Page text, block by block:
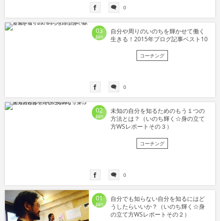
0
03
Jan
自分や周りのいのちを輝かせて働く
生きる！2015年ブログ記事ベスト10
コーチング
0
02
Jan
未知の自分を知るためのもう１つの
方法とは？（いのち輝く☆身の立て
方WSレポートその３）
コーチング
0
01
Jan
自分でも知らない自分を知るにはど
うしたらいいか？（いのち輝く☆身
の立て方WSレポートその２）